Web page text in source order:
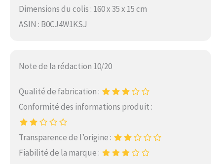
Dimensions du colis : 160 x 35 x 15 cm
ASIN : B0CJ4W1KSJ
Note de la rédaction 10/20
Qualité de fabrication :
Conformité des informations produit :
Transparence de l’origine :
Fiabilité de la marque :